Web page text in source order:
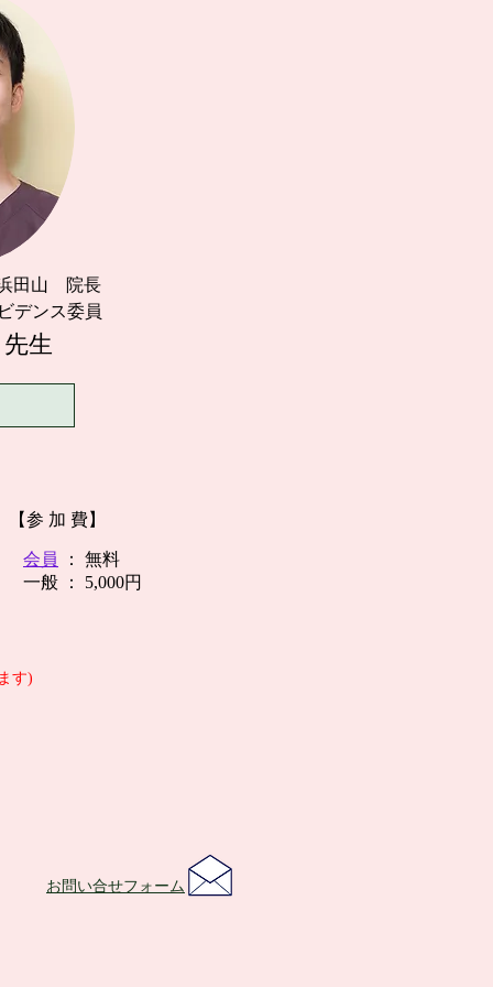
田山 院長
デンス委員
先生
​【参 加 費】
会員
： 無料
一般 ： 5,000円
す)
お問い合せフォーム